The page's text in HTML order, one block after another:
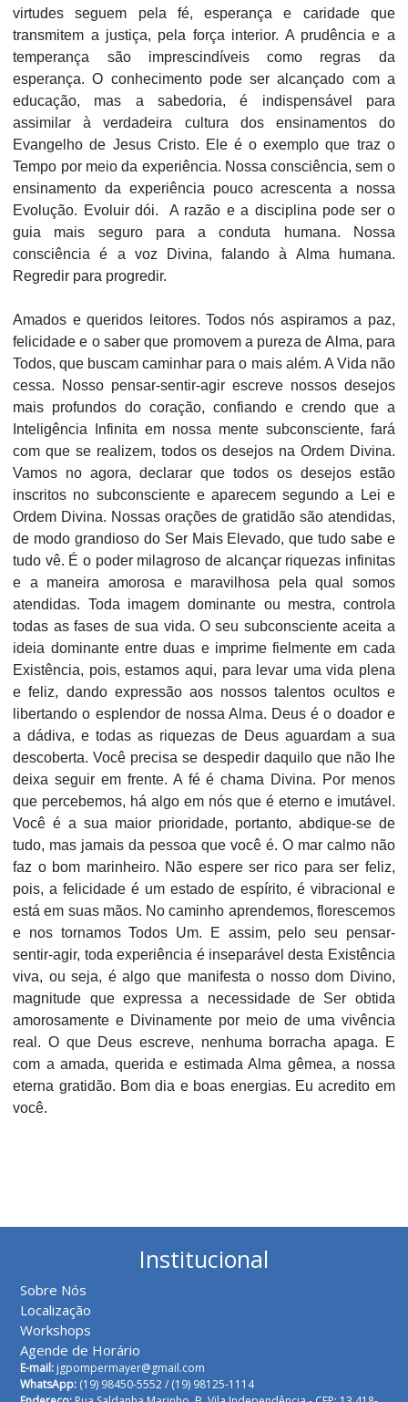
virtudes seguem pela fé, esperança e caridade que
transmitem a justiça, pela força interior. A prudência e a
temperança são imprescindíveis como regras da
esperança. O conhecimento pode ser alcançado com a
educação, mas a sabedoria, é indispensável para
assimilar à verdadeira cultura dos ensinamentos do
Evangelho de Jesus Cristo. Ele é o exemplo que traz o
Tempo por meio da experiência. Nossa consciência, sem o
ensinamento da experiência pouco acrescenta a nossa
Evolução. Evoluir dói. A razão e a disciplina pode ser o
guia mais seguro para a conduta humana. Nossa
consciência é a voz Divina, falando à Alma humana.
Regredir para progredir.
Amados e queridos leitores. Todos nós aspiramos a paz,
felicidade e o saber que promovem a pureza de Alma, para
Todos, que buscam caminhar para o mais além. A Vida não
cessa. Nosso pensar-sentir-agir escreve nossos desejos
mais profundos do coração, confiando e crendo que a
Inteligência Infinita em nossa mente subconsciente, fará
com que se realizem, todos os desejos na Ordem Divina.
Vamos no agora, declarar que todos os desejos estão
inscritos no subconsciente e aparecem segundo a Lei e
Ordem Divina. Nossas orações de gratidão são atendidas,
de modo grandioso do Ser Mais Elevado, que tudo sabe e
tudo vê. É o poder milagroso de alcançar riquezas infinitas
e a maneira amorosa e maravilhosa pela qual somos
atendidas. Toda imagem dominante ou mestra, controla
todas as fases de sua vida. O seu subconsciente aceita a
ideia dominante entre duas e imprime fielmente em cada
Existência, pois, estamos aqui, para levar uma vida plena
e feliz, dando expressão aos nossos talentos ocultos e
libertando o esplendor de nossa Alma. Deus é o doador e
a dádiva, e todas as riquezas de Deus aguardam a sua
descoberta. Você precisa se despedir daquilo que não lhe
deixa seguir em frente. A fé é chama Divina. Por menos
que percebemos, há algo em nós que é eterno e imutável.
Você é a sua maior prioridade, portanto, abdique-se de
tudo, mas jamais da pessoa que você é. O mar calmo não
faz o bom marinheiro. Não espere ser rico para ser feliz,
pois, a felicidade é um estado de espírito, é vibracional e
está em suas mãos. No caminho aprendemos, florescemos
e nos tornamos Todos Um. E assim, pelo seu pensar-
sentir-agir, toda experiência é inseparável desta Existência
viva, ou seja, é algo que manifesta o nosso dom Divino,
magnitude que expressa a necessidade de Ser obtida
amorosamente e Divinamente por meio de uma vivência
real. O que Deus escreve, nenhuma borracha apaga. E
com a amada, querida e estimada Alma gêmea, a nossa
eterna gratidão. Bom dia e boas energias. Eu acredito em
você.
Institucional
Sobre Nós
Localização
Workshops
Agende de Horário
E-mail: jgpompermayer@gmail.com
WhatsApp: (19) 98450-5552 / (19) 98125-1114